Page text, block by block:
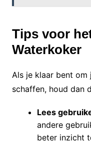
Tips voor
Waterkoker
Als je klaar bent om
schaffen, houd dan
Lees
andere
beter inzicht